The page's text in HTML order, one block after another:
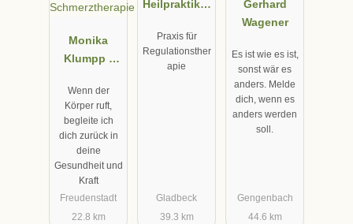
Monika
Klumpp -
unde und
Schmerzther
apie
Wenn der
Körper ruft,
begleite ich
dich zurück in
deine
Gesundheit und
Kraft
Freudenstadt
22.8 km
Heilpraktiker
Praxis für
Regulationsther
apie
Gladbeck
39.3 km
Gerhard
Wagener
Es ist wie es ist,
sonst wär es
anders. Melde
dich, wenn es
anders werden
soll.
Gengenbach
44.6 km